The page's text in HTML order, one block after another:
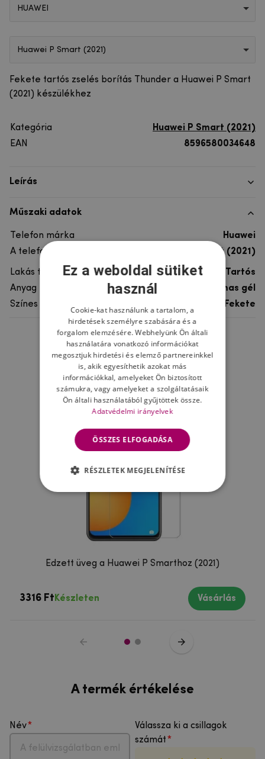
HUAWEI
Huawei P Smart (2021)
Fekete tartós zselés borítás Thunder a Huawei P Smart
(2021) készülékhez
Kategória
Huawei P Smart (2021)
EAN
8596580034648
Leírás
Műszaki adatok
Telefon márka
Huawei
A telefonmodellhez
Huawei P Smart (2021)
Lakás típusa
Tartós
Anyag
rugalmas gél
Színes
Fekete
Ne felejtsd el
Edzett üveg a Huawei P Smarthoz (2021)
3316 Ft Készleten Vásárlás
A termék értékelése
Név
Válassza ki a csillagok
számát
Ez a weboldal sütiket
használ
Cookie-kat használunk a tartalom, a
hirdetések személyre szabására és a
forgalom elemzésére. Webhelyünk Ön általi
használatára vonatkozó információkat
megosztjuk hirdetési és elemző partnereinkkel
is, akik egyesíthetik azokat más
információkkal, amelyeket Ön biztosított
számukra, vagy amelyeket a szolgáltatásaik
Ön általi használatából gyűjtöttek össze.
Adatvédelmi irányelvek
ÖSSZES ELFOGADÁSA
RÉSZLETEK MEGJELENÍTÉSE